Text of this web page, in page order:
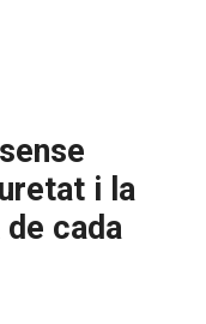
i la
cada